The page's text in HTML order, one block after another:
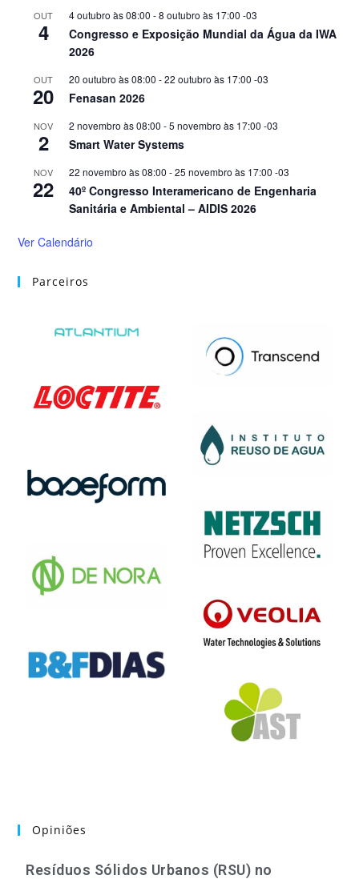
OUT
4
4 outubro às 08:00 -8 outubro às 17:00 -03
Congresso e Exposição Mundial da Água da IWA
2026
OUT
20
20 outubro às 08:00 -22 outubro às 17:00 -03
Fenasan 2026
NOV
2
2 novembro às 08:00 -5 novembro às 17:00 -03
Smart Water Systems
NOV
22
22 novembro às 08:00 -25 novembro às 17:00 -03
40º Congresso Interamericano de Engenharia
Sanitária e Ambiental – AIDIS 2026
Ver Calendário
Parceiros
Opiniões
Resíduos Sólidos Urbanos (RSU) no